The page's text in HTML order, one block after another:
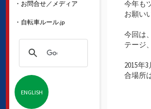
・お問合せ／メディア
・自転車ルール.jp
ENGLISH
今年も
お願い
今回は
テージ
2015年
合場所